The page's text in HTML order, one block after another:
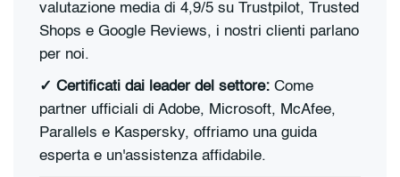
valutazione media di 4,9/5 su Trustpilot, Trusted
Shops e Google Reviews, i nostri clienti parlano
per noi.
✓ Certificati dai leader del settore: Come
partner ufficiali di Adobe, Microsoft, McAfee,
Parallels e Kaspersky, offriamo una guida
esperta e un'assistenza affidabile.